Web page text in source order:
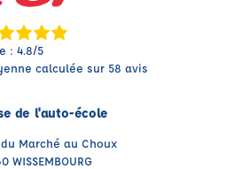
: 4.8/5
calculée sur 58 avis
de l'auto-école
Marché au Choux
WISSEMBOURG